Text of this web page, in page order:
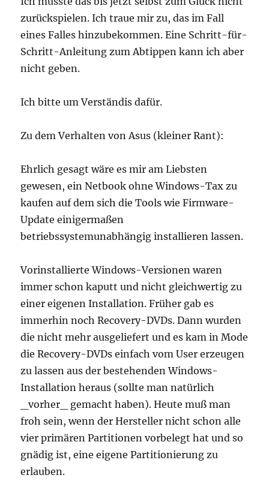
zurückspielen. Ich traue mir zu, das im Fall
eines Falles hinzubekommen. Eine Schritt-für-
Schritt-Anleitung zum Abtippen kann ich aber
nicht geben.
Ich bitte um Verständis dafür.
Zu dem Verhalten von Asus (kleiner Rant):
Ehrlich gesagt wäre es mir am Liebsten
gewesen, ein Netbook ohne Windows-Tax zu
kaufen auf dem sich die Tools wie Firmware-
Update einigermaßen
betriebssystemunabhängig installieren lassen.
Vorinstallierte Windows-Versionen waren
immer schon kaputt und nicht gleichwertig zu
einer eigenen Installation. Früher gab es
immerhin noch Recovery-DVDs. Dann wurden
die nicht mehr ausgeliefert und es kam in Mode
die Recovery-DVDs einfach vom User erzeugen
zu lassen aus der bestehenden Windows-
Installation heraus (sollte man natürlich
_vorher_ gemacht haben). Heute muß man
froh sein, wenn der Hersteller nicht schon alle
vier primären Partitionen vorbelegt hat und so
gnädig ist, eine eigene Partitionierung zu
erlauben.